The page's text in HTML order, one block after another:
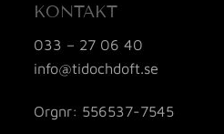
KONTAKT
033 – 27 06 40
info@tidochdoft.se
Orgnr: 556537-7545